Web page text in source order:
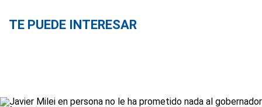
TE PUEDE INTERESAR